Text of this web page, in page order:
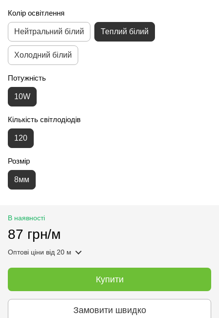
Колір освітлення
Нейтральний білий Теплий білий
Холодний білий
Потужність
10W
Кількість світлодіодів
120
Розмір
8мм
В наявності
87 грн/м
Оптові ціни від 20 м
Купити
Замовити швидко